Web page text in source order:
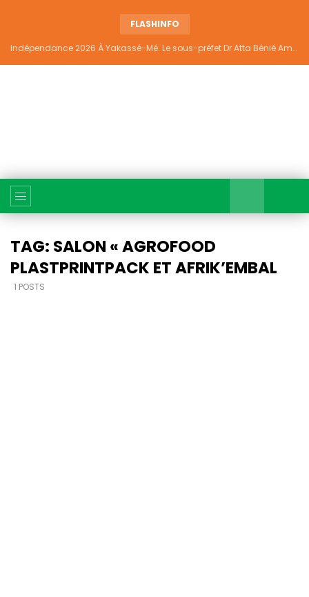
FLASHINFO
Indépendance 2026 À Yakassé-Mé: Le sous-préfet Dr Atta Bénié Amédé appelle à l’unité, à la sécurité et au développement
TAG: SALON « AGROFOOD
PLASTPRINTPACK ET AFRIK’EMBAL
1 POSTS